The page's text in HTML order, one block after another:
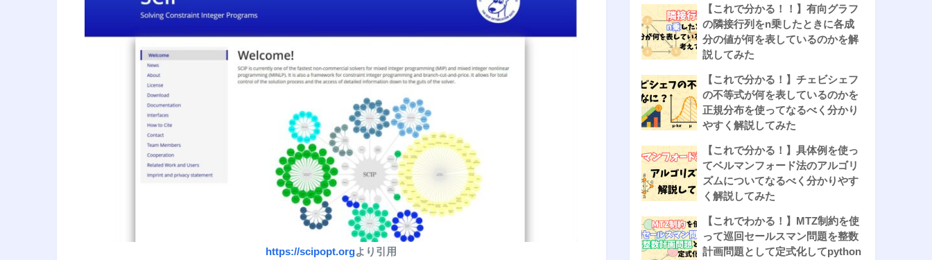
https://scipopt.orgより引用
【これで分かる！！】有向グラフ
の隣接行列をn乗したときに各成
分の値が何を表しているのかを解
説してみた
【これで分かる！】チェビシェフ
の不等式が何を表しているのかを
正規分布を使ってなるべく分かり
やすく解説してみた
【これで分かる！】具体例を使っ
てベルマンフォード法のアルゴリ
ズムについてなるべく分かりやす
く解説してみた
【これでわかる！】MTZ制約を使
って巡回セールスマン問題を整数
計画問題として定式化してpython